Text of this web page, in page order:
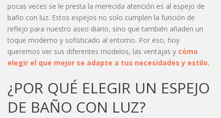
pocas veces se le presta la merecida atención es al espejo de
baño con luz. Estos espejos no solo cumplen la función de
reflejo para nuestro aseo diario, sino que también añaden un
toque moderno y sofisticado al entorno. Por eso, hoy
queremos ver sus diferentes modelos, las ventajas y cómo
elegir el que mejor se adapte a tus necesidades y estilo.
¿POR QUÉ ELEGIR UN ESPEJO
DE BAÑO CON LUZ?